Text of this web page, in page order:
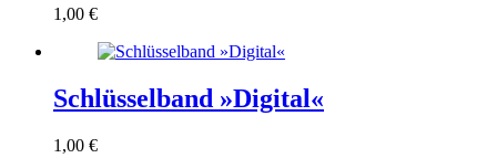
1,00 €
Schlüsselband »Digital«
1,00 €